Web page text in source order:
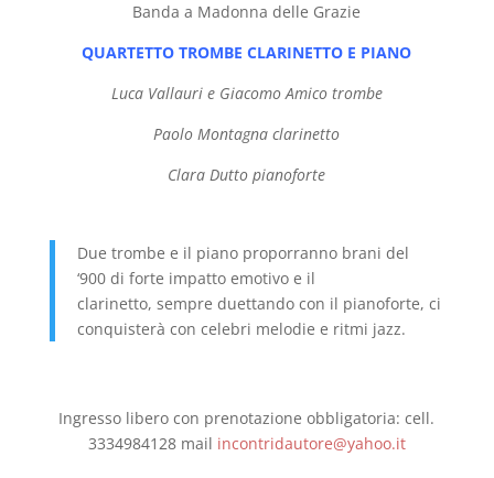
Banda a Madonna delle Grazie
QUARTETTO TROMBE CLARINETTO E PIANO
Luca Vallauri e Giacomo Amico trombe
Paolo Montagna clarinetto
Clara Dutto pianoforte
Due trombe e il piano proporranno brani del
‘900 di forte impatto emotivo e il
clarinetto, sempre duettando con il pianoforte, ci
conquisterà con celebri melodie e ritmi jazz.
Ingresso libero con prenotazione obbligatoria:cell.
3334984128 mail incontridautore@yahoo.it